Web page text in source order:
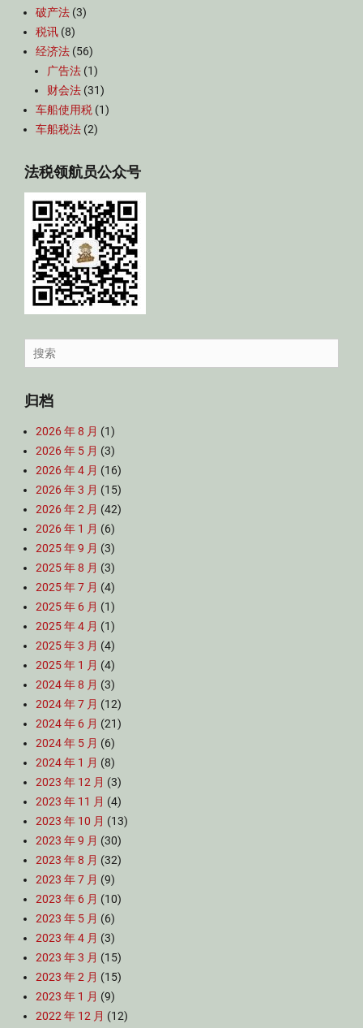
破产法 (3)
税讯 (8)
经济法 (56)
广告法 (1)
财会法 (31)
车船使用税 (1)
车船税法 (2)
法税领航员公众号
Search
for:
归档
2026 年 8 月 (1)
2026 年 5 月 (3)
2026 年 4 月 (16)
2026 年 3 月 (15)
2026 年 2 月 (42)
2026 年 1 月 (6)
2025 年 9 月 (3)
2025 年 8 月 (3)
2025 年 7 月 (4)
2025 年 6 月 (1)
2025 年 4 月 (1)
2025 年 3 月 (4)
2025 年 1 月 (4)
2024 年 8 月 (3)
2024 年 7 月 (12)
2024 年 6 月 (21)
2024 年 5 月 (6)
2024 年 1 月 (8)
2023 年 12 月 (3)
2023 年 11 月 (4)
2023 年 10 月 (13)
2023 年 9 月 (30)
2023 年 8 月 (32)
2023 年 7 月 (9)
2023 年 6 月 (10)
2023 年 5 月 (6)
2023 年 4 月 (3)
2023 年 3 月 (15)
2023 年 2 月 (15)
2023 年 1 月 (9)
2022 年 12 月 (12)